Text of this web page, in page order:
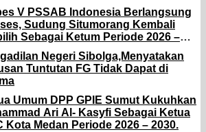
V PSSAB Indonesia Berlangsung
Sudung Situmorang Kembali
Sebagai Ketum Periode 2026 –
Negeri Sibolga,Menyatakan
Tuntutan FG Tidak Dapat di
Umum DPP GPIE Sumut Kukuhkan
Ari Al- Kasyfi Sebagai Ketua
DPC Kota Medan Periode 2026 – 2030.